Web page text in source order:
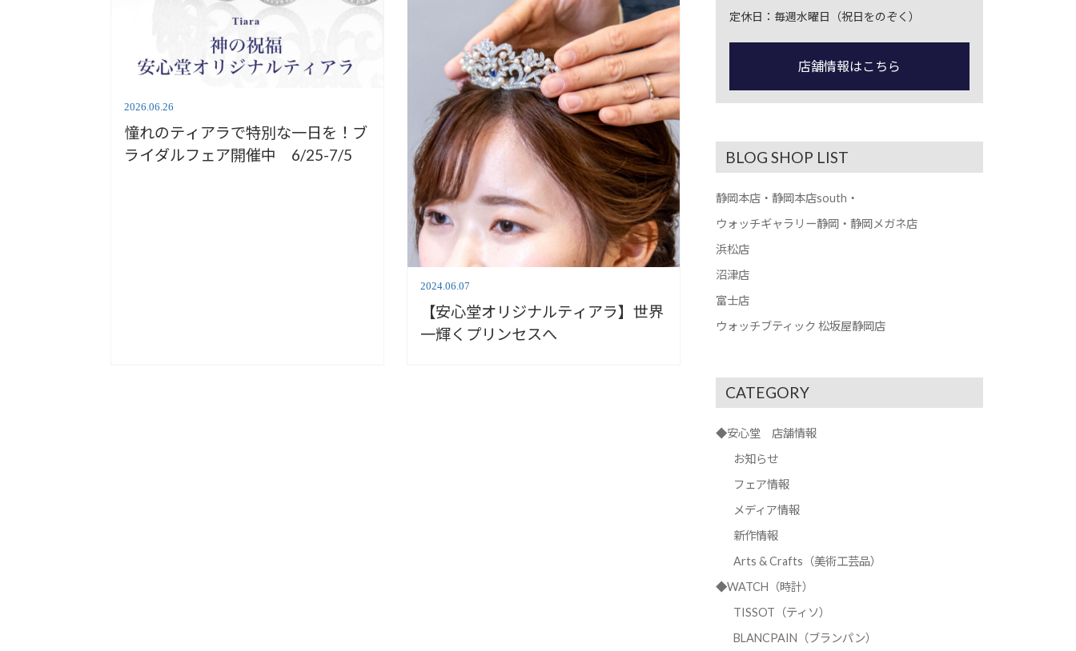
2026.06.26
憧れのティアラで特別な一日を！ブ
ライダルフェア開催中 6/25-7/5
2024.06.07
【安心堂オリジナルティアラ】世界
一輝くプリンセスへ
定休日：毎週水曜日（祝日をのぞく）
店舗情報はこちら
BLOG SHOP LIST
静岡本店・静岡本店south・
ウォッチギャラリー静岡・静岡メガネ店
浜松店
沼津店
富士店
ウォッチブティック 松坂屋静岡店
CATEGORY
◆安心堂 店舗情報
お知らせ
フェア情報
メディア情報
新作情報
Arts & Crafts（美術工芸品）
◆WATCH（時計）
TISSOT（ティソ）
BLANCPAIN（ブランパン）